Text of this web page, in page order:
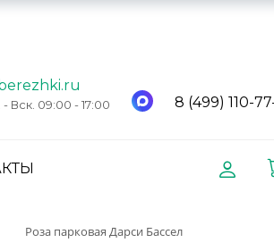
Вск. 09:00 - 17:00 8 (499) 110-
Роза парковая Дарси Бассел